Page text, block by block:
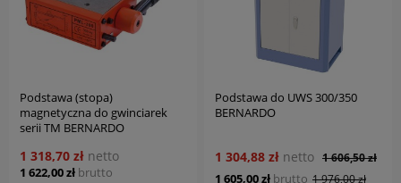
Podstawa (stopa)
magnetyczna do gwinciarek
serii TM BERNARDO
1 622,00 zł brutto
1 318,70 zł netto
Podstawa do UWS 300/350
BERNARDO
1 605,00 zł brutto 1 976,00 zł
1 304,88 zł netto 1 606,50 zł